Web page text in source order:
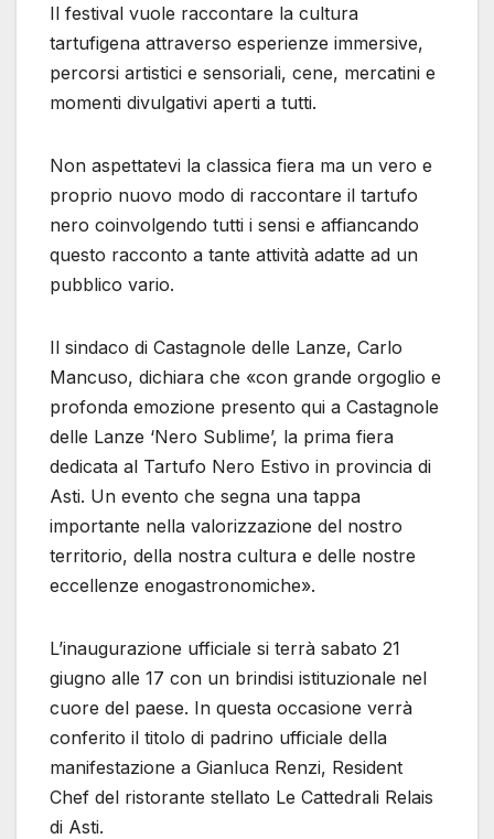
Il festival vuole raccontare la cultura
tartufigena attraverso esperienze immersive,
percorsi artistici e sensoriali, cene, mercatini e
momenti divulgativi aperti a tutti.
Non aspettatevi la classica fiera ma un vero e
proprio nuovo modo di raccontare il tartufo
nero coinvolgendo tutti i sensi e affiancando
questo racconto a tante attività adatte ad un
pubblico vario.
Il sindaco di Castagnole delle Lanze, Carlo
Mancuso, dichiara che «con grande orgoglio e
profonda emozione presento qui a Castagnole
delle Lanze ‘Nero Sublime’, la prima fiera
dedicata al Tartufo Nero Estivo in provincia di
Asti. Un evento che segna una tappa
importante nella valorizzazione del nostro
territorio, della nostra cultura e delle nostre
eccellenze enogastronomiche».
L’inaugurazione ufficiale si terrà sabato 21
giugno alle 17 con un brindisi istituzionale nel
cuore del paese. In questa occasione verrà
conferito il titolo di padrino ufficiale della
manifestazione a Gianluca Renzi, Resident
Chef del ristorante stellato Le Cattedrali Relais
di Asti.